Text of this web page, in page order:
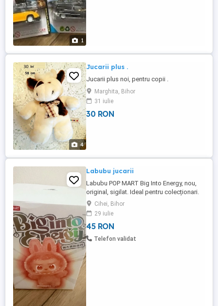
1
4
Jucarii plus .
Jucarii plus noi, pentru copii .
Marghita, Bihor
31 iulie
30 RON
Labubu jucarii
Labubu POP MART Big Into Energy, nou,
original, sigilat. Ideal pentru colecționari.
Cihei, Bihor
29 iulie
45 RON
Telefon validat